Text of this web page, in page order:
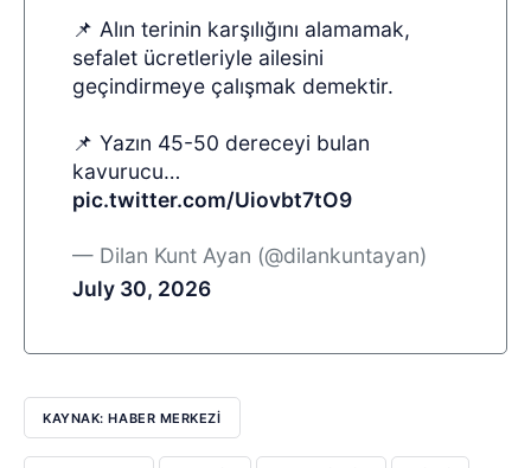
📌 Alın terinin karşılığını alamamak,
sefalet ücretleriyle ailesini
geçindirmeye çalışmak demektir.
📌 Yazın 45-50 dereceyi bulan
kavurucu…
pic.twitter.com/Uiovbt7tO9
— Dilan Kunt Ayan (@dilankuntayan)
July 30, 2026
KAYNAK: HABER MERKEZİ